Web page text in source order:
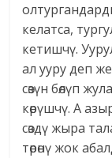
келатса,
кетишчү.
ал ууру деп
сөзүн бөлүп
көрүшчү. А
сөздү жыра
төрөнү жок